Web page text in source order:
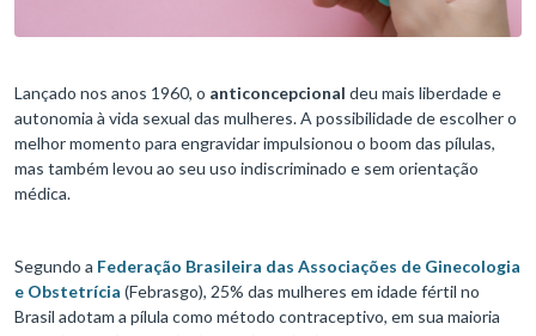
Lançado nos anos 1960, o anticoncepcional deu mais liberdade e
autonomia à vida sexual das mulheres. A possibilidade de escolher o
melhor momento para engravidar impulsionou o boom das pílulas,
mas também levou ao seu uso indiscriminado e sem orientação
médica.
Segundo a Federação Brasileira das Associações de Ginecologia
e Obstetrícia (Febrasgo), 25% das mulheres em idade fértil no
Brasil adotam a pílula como método contraceptivo, em sua maioria